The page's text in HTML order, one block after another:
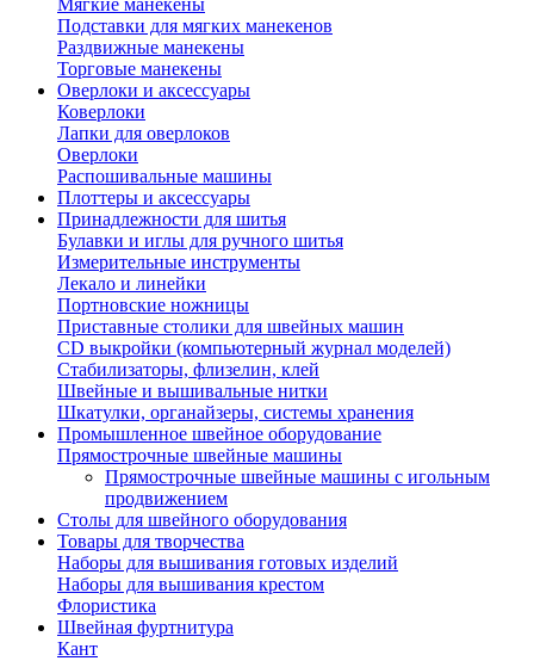
Мягкие манекены
Подставки для мягких манекенов
Раздвижные манекены
Торговые манекены
Оверлоки и аксессуары
Коверлоки
Лапки для оверлоков
Оверлоки
Распошивальные машины
Плоттеры и аксессуары
Принадлежности для шитья
Булавки и иглы для ручного шитья
Измерительные инструменты
Лекало и линейки
Портновские ножницы
Приставные столики для швейных машин
СD выкройки (компьютерный журнал моделей)
Стабилизаторы, флизелин, клей
Швейные и вышивальные нитки
Шкатулки, органайзеры, системы хранения
Промышленное швейное оборудование
Прямострочные швейные машины
Прямострочные швейные машины с игольным
продвижением
Столы для швейного оборудования
Товары для творчества
Наборы для вышивания готовых изделий
Наборы для вышивания крестом
Флористика
Швейная фуртнитура
Кант